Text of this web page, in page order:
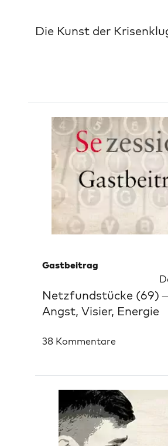
Die Kunst der
Gastbeitrag
Netzfundstücke (69) –
Angst, Visier, Energie
38 Kommentare